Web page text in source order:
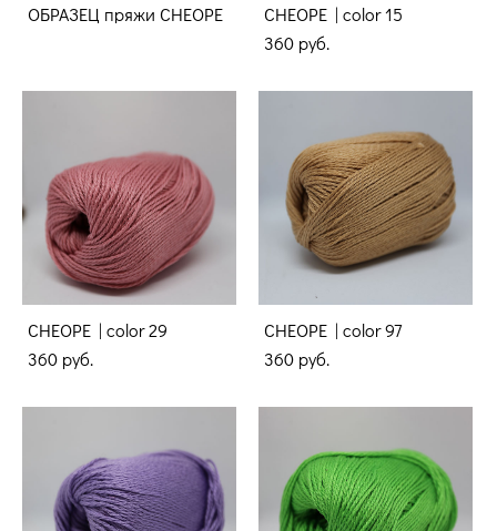
ОБРАЗЕЦ пряжи CHEOPE
CHEOPE | color 15
360 pуб.
CHEOPE | color 29
360 pуб.
CHEOPE | color 97
360 pуб.